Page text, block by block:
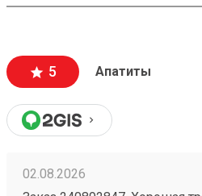
5 Апатиты
02.08.2026